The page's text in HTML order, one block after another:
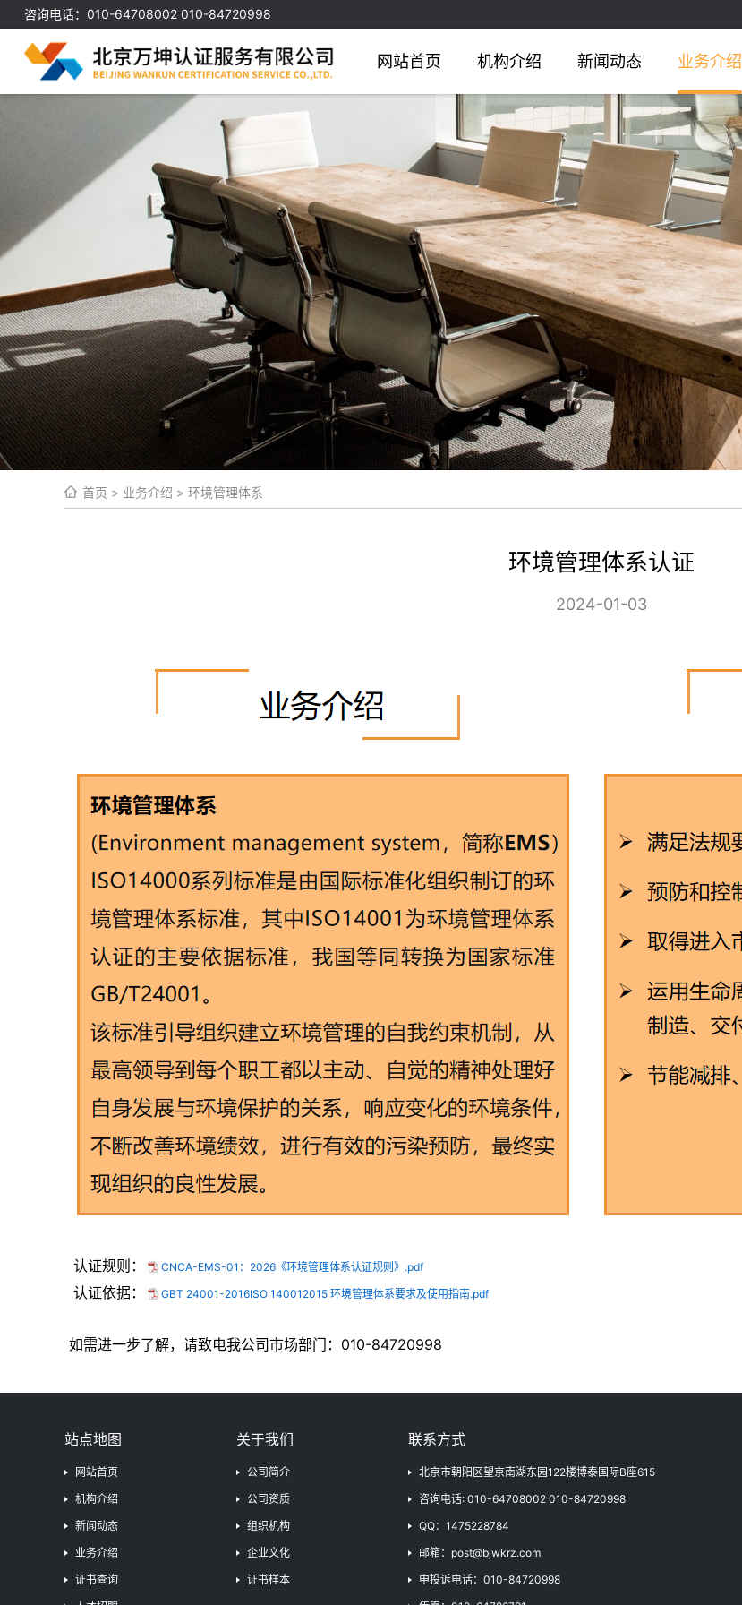
咨询电话：010-64708002 010-84720998
网站首页 机构介绍 新闻动态 业务介绍
首页 > 业务介绍 > 环境管理体系
环境管理体系认证
2024-01-03
认证规则： CNCA-EMS-01：2026《环境管理体系认证规则》.pdf
认证依据： GBT 24001-2016ISO 140012015 环境管理体系要求及使用指南.pdf
如需进一步了解，请致电我公司市场部门：010-84720998
站点地图
网站首页
机构介绍
新闻动态
业务介绍
证书查询
关于我们
公司简介
公司资质
组织机构
企业文化
证书样本
联系方式
北京市朝阳区望京南湖东园122楼博泰国际B座615
咨询电话: 010-64708002 010-84720998
QQ：1475228784
邮箱：post@bjwkrz.com
申投诉电话：010-84720998